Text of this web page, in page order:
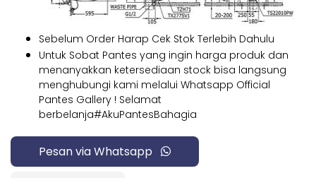
Sebelum Order Harap Cek Stok Terlebih Dahulu
Untuk Sobat Pantes yang ingin harga produk dan
menanyakkan ketersediaan stock bisa langsung
menghubungi kami melalui Whatsapp Official
Pantes Gallery ! Selamat
berbelanja#AkuPantesBahagia
Pesan via Whatsapp